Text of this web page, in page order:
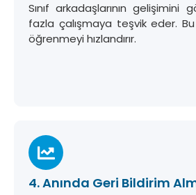
Sınıf arkadaşlarının gelişimini
fazla çalışmaya teşvik eder.
öğrenmeyi hızlandırır.
4. Anında Geri Bildirim